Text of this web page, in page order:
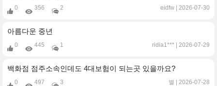
0 356 2 eidfw 2026-07-30
아름다운 중년
0 445 1 ridia1*** 2026-07-29
백화점 점주소속인데도 4대보험이 되는곳 있을까요?
0 497 3 별 2026-07-28